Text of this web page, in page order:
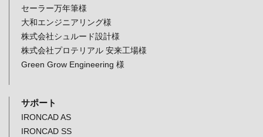
セーラー万年筆様
大和エンジニアリング様
株式会社シュルード設計様
株式会社プロテリアル 安来工場様
Green Grow Engineering 様
サポート
IRONCAD AS
IRONCAD SS